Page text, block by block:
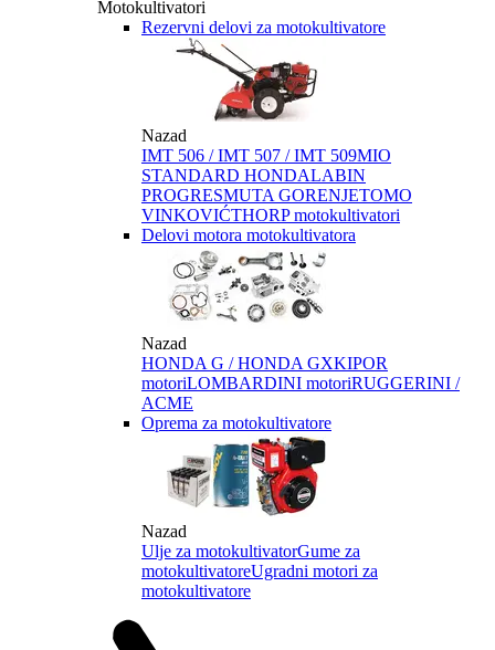
Motokultivatori
Rezervni delovi za motokultivatore
Nazad
IMT 506 / IMT 507 / IMT 509MIO
STANDARD HONDALABIN
PROGRESMUTA GORENJETOMO
VINKOVIĆTHORP motokultivatori
Delovi motora motokultivatora
Nazad
HONDA G / HONDA GXKIPOR
motoriLOMBARDINI motoriRUGGERINI /
ACME
Oprema za motokultivatore
Nazad
Ulje za motokultivatorGume za
motokultivatoreUgradni motori za
motokultivatore